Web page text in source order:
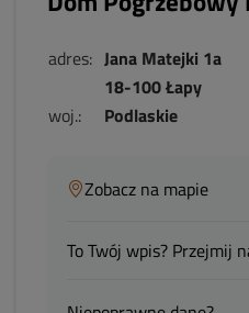
adres: Jana Matejki 1a
18-100 Łapy
woj.:
Podlaskie
Zobacz na mapie
To Twój wpis? Przejmij